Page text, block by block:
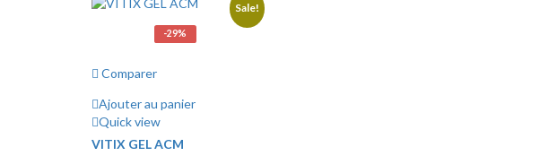
Sale!
-29%
Comparer
Ajouter au panier
Quick view
VITIX GEL ACM